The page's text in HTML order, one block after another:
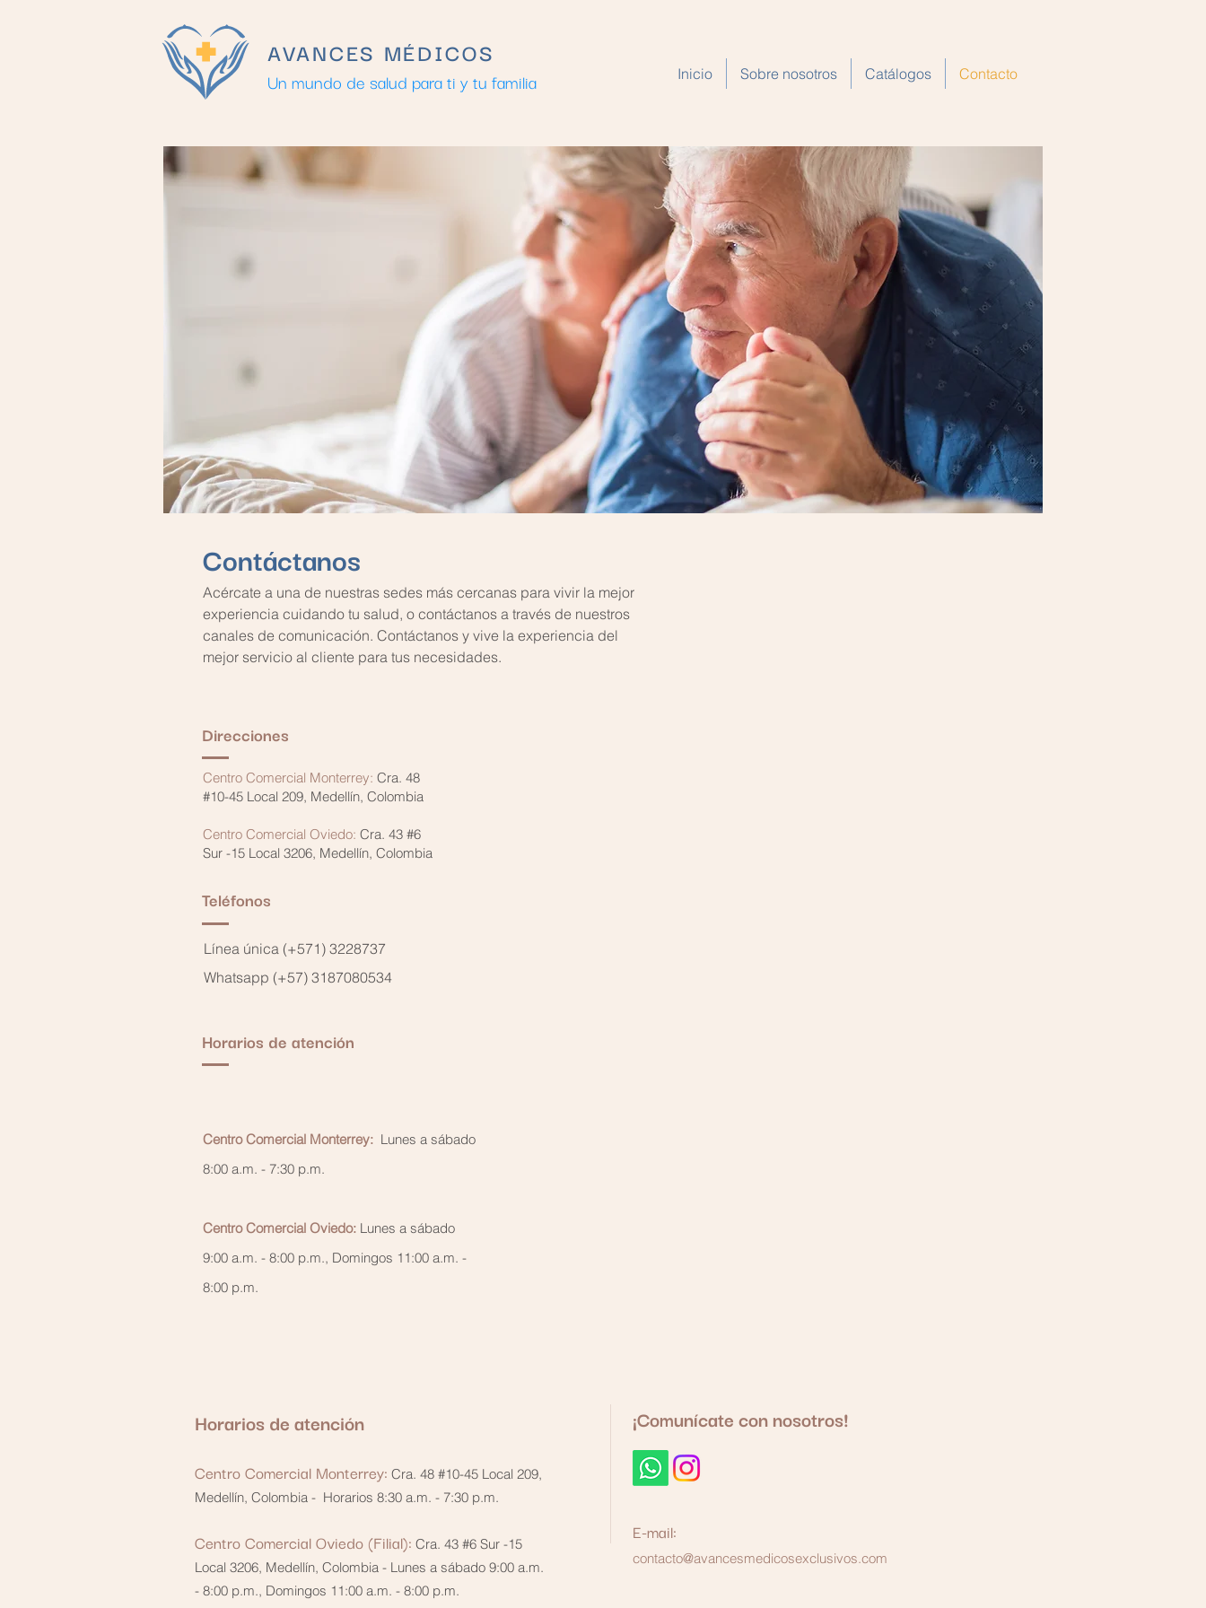
AVANCES MÉDICOS
Un mundo de salud para ti y tu familia Inicio Sobre nosotros Catálogos Contacto
Contáctanos
Acércate a una de nuestras sedes más cercanas para vivir la mejor
experiencia cuidando tu salud, o contáctanos a través de nuestros
canales de comunicación. Contáctanos y vive la experiencia del
mejor servicio al cliente para tus necesidades.
Direcciones
Centro Comercial Monterrey: Cra. 48
#10-45 Local 209, Medellín, Colombia
Centro Comercial Oviedo: Cra. 43 #6
Sur -15 Local 3206, Medellín, Colombia
Teléfonos
Línea única (+571) 3228737
Whatsapp (+57) 3187080534
Horarios de atención
Centro Comercial Monterrey: Lunes a sábado
8:00 a.m. - 7:30 p.m.
Centro Comercial Oviedo: Lunes a sábado
9:00 a.m. - 8:00 p.m., Domingos 11:00 a.m. -
8:00 p.m.
¡Comunícate con nosotros!
Horarios de atención
Centro Comercial Monterrey: Cra. 48 #10-45 Local 209,
Medellín, Colombia - Horarios 8:30 a.m. - 7:30 p.m.
Centro Comercial Oviedo (Filial): Cra. 43 #6 Sur -15
Local 3206, Medellín, Colombia - Lunes a sábado 9:00 a.m.
- 8:00 p.m., Domingos 11:00 a.m. - 8:00 p.m.
E-mail:
contacto@avancesmedicosexclusivos.com